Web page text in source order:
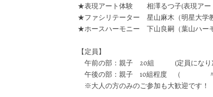
★表現アート体験 相澤るつ子(表現ア
★ファシリテーター 星山麻木（明星大学
★ホースハーモニー 下山良嗣（葉山ハー
【定員】
午前の部：親子 20組 (定員になり次
午後の部：親子 10組程度
※大人の方のみのご参加も大歓迎です！